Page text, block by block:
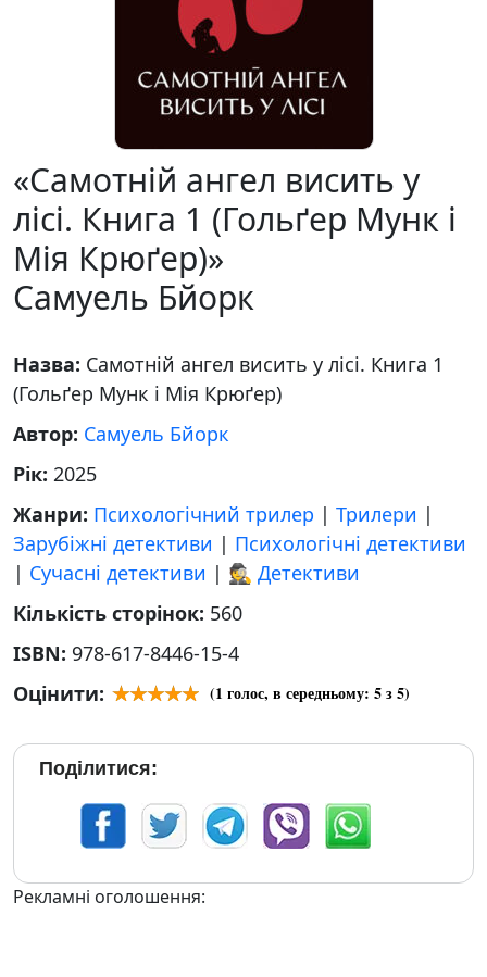
«Самотній ангел висить у
лісі. Книга 1 (Гольґер Мунк і
Мія Крюґер)»
Самуель Бйорк
Назва: Самотній ангел висить у лісі. Книга 1
(Гольґер Мунк і Мія Крюґер)
Автор: Самуель Бйорк
Рік: 2025
Жанри: Психологічний трилер | Трилери |
Зарубіжні детективи | Психологічні детективи
| Сучасні детективи | 🕵 Детективи
Кількість сторінок: 560
ISBN: 978-617-8446-15-4
Оцінити:
(1 голос, в середньому: 5з 5)
Поділитися:
Рекламні оголошення: